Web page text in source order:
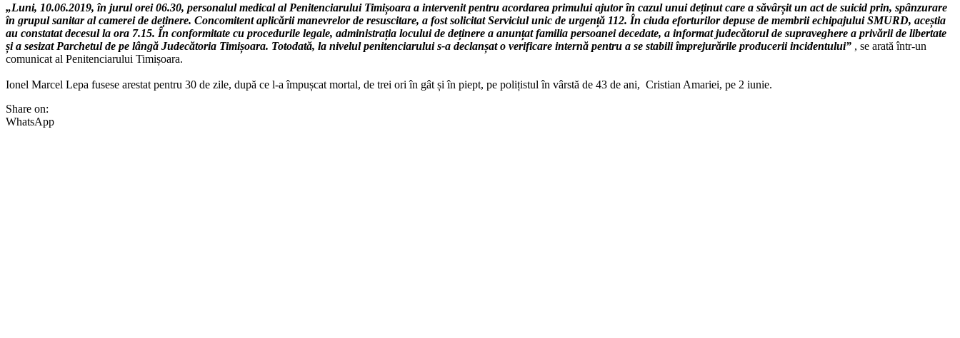
„Luni, 10.06.2019, în jurul orei 06.30, personalul medical al Penitenciarului Timișoara a intervenit pentru acordarea primului ajutor în cazul unui deținut care a săvârșit un act de suicid prin, spânzurare
în grupul sanitar al camerei de deținere. Concomitent aplicării manevrelor de resuscitare, a fost solicitat Serviciul unic de urgență 112. În ciuda eforturilor depuse de membrii echipajului SMURD, aceștia
au constatat decesul la ora 7.15. În conformitate cu procedurile legale, administrația locului de deținere a anunțat familia persoanei decedate, a informat judecătorul de supraveghere a privării de libertate
și a sesizat Parchetul de pe lângă Judecătoria Timișoara. Totodată, la nivelul penitenciarului s-a declanșat o verificare internă pentru a se stabili împrejurările producerii incidentului” , se arată într-un
comunicat al Penitenciarului Timișoara.
Ionel Marcel Lepa fusese arestat pentru 30 de zile, după ce l-a împușcat mortal, de trei ori în gât și în piept, pe polițistul în vârstă de 43 de ani, Cristian Amariei, pe 2 iunie.
Share on:
WhatsApp